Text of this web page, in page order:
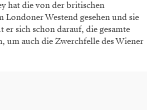
hat die vonder britischen
LondonerWestend gesehen und sie
er sich schon darauf, die gesamte
um auch die Zwerchfelledes Wiener